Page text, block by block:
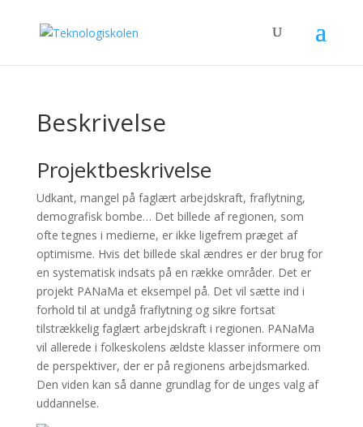
Beskrivelse
Projektbeskrivelse
Udkant, mangel på faglært arbejdskraft, fraflytning,
demografisk bombe… Det billede af regionen, som
ofte tegnes i medierne, er ikke ligefrem præget af
optimisme. Hvis det billede skal ændres er der brug for
en systematisk indsats på en række områder. Det er
projekt PANaMa et eksempel på. Det vil sætte ind i
forhold til at undgå fraflytning og sikre fortsat
tilstrækkelig faglært arbejdskraft i regionen. PANaMa
vil allerede i folkeskolens ældste klasser informere om
de perspektiver, der er på regionens arbejdsmarked.
Den viden kan så danne grundlag for de unges valg af
uddannelse.